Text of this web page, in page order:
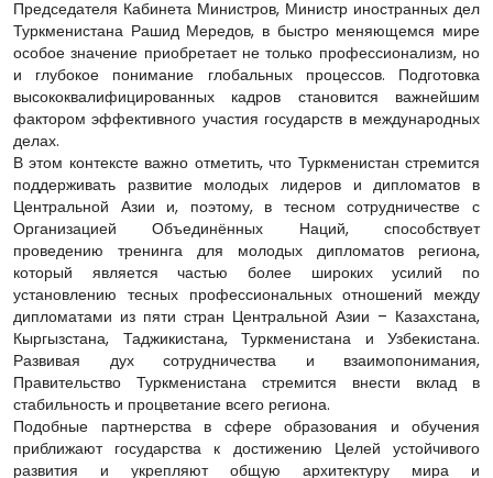
Председателя Кабинета Министров, Министр иностранных дел
Туркменистана Рашид Мередов, в быстро меняющемся мире
особое значение приобретает не только профессионализм, но
и глубокое понимание глобальных процессов. Подготовка
высококвалифицированных кадров становится важнейшим
фактором эффективного участия государств в международных
делах.
В этом контексте важно отметить, что Туркменистан стремится
поддерживать развитие молодых лидеров и дипломатов в
Центральной Азии и, поэтому, в тесном сотрудничестве с
Организацией Объединённых Наций, способствует
проведению тренинга для молодых дипломатов региона,
который является частью более широких усилий по
установлению тесных профессиональных отношений между
дипломатами из пяти стран Центральной Азии – Казахстана,
Кыргызстана, Таджикистана, Туркменистана и Узбекистана.
Развивая дух сотрудничества и взаимопонимания,
Правительство Туркменистана стремится внести вклад в
стабильность и процветание всего региона.
Подобные партнерства в сфере образования и обучения
приближают государства к достижению Целей устойчивого
развития и укрепляют общую архитектуру мира и